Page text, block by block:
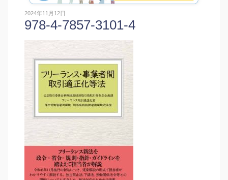
2024年11月12日
978-4-7857-3101-4